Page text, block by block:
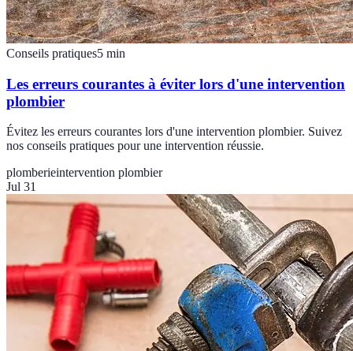
Conseils pratiques5 min
Les erreurs courantes à éviter lors d'une intervention
plombier
Évitez les erreurs courantes lors d'une intervention plombier. Suivez
nos conseils pratiques pour une intervention réussie.
plomberieintervention plombier
Jul 31